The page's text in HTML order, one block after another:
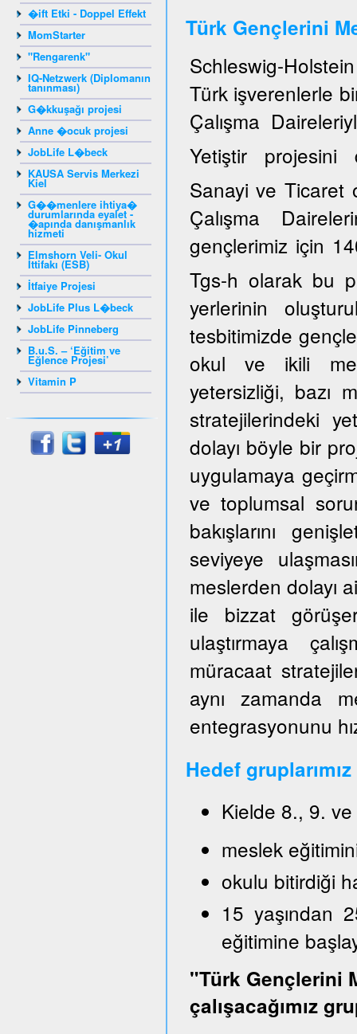
�ift Etki - Doppel Effekt
MomStarter
"Rengarenk"
IQ-Netzwerk (Diplomanın
tanınması)
G�kkuşağı projesi
Anne �ocuk projesi
JobLife L�beck
KAUSA Servis Merkezi
Kiel
G��menlere ihtiya�
durumlarında eyalet -
�apında danışmanlık
hizmeti
Elmshorn Veli- Okul
İttifakı (ESB)
İtfaiye Projesi
JobLife Plus L�beck
JobLife Pinneberg
B.u.S. – ‘Eğitim ve
Eğlence Projesi’
Vitamin P
Türk Gençlerini
Schleswig-
Türk işverenlerle
Çalışma
Yetiştir
Sanayi ve Ticaret
Çalışma
gençlerimiz için
Tgs-h olarak bu
yerlerinin
tesbitimizde
okul ve ikili
yetersizliği, bazı
stratejilerindeki
dolayı böyle bir
uygulamaya
ve toplumsal
bakışlarını
seviyeye
meslerden dolayı
ile bizzat
ulaştırmaya
müracaat
aynı zamanda
entegrasyonunu
Hedef gruplarımız
Kielde 8., 9.
meslek
okulu bitirdiği
15 yaşından
eğitimine
"Türk Gençlerini
çalışacağımız